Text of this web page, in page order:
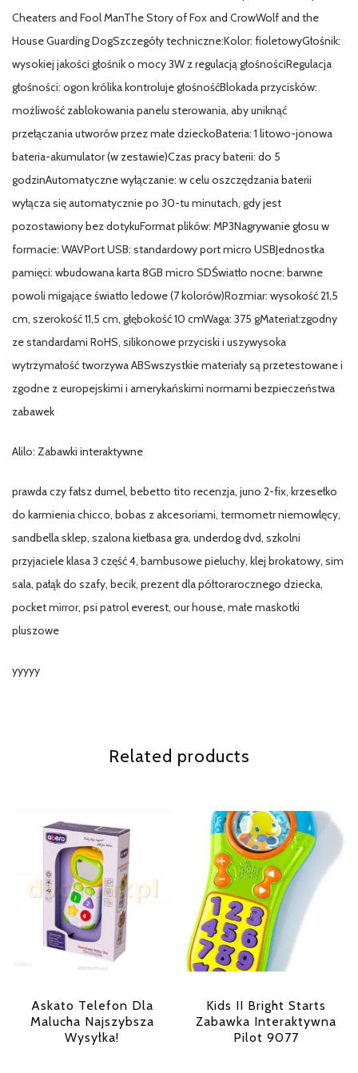
Cheaters and Fool ManThe Story of Fox and CrowWolf and the
House Guarding DogSzczegóły techniczne:Kolor: fioletowyGłośnik:
wysokiej jakości głośnik o mocy 3W z regulacją głośnościRegulacja
głośności: ogon królika kontroluje głośnośćBlokada przycisków:
możliwość zablokowania panelu sterowania, aby uniknąć
przełączania utworów przez małe dzieckoBateria: 1 litowo-jonowa
bateria-akumulator (w zestawie)Czas pracy baterii: do 5
godzinAutomatyczne wyłączanie: w celu oszczędzania baterii
wyłącza się automatycznie po 30-tu minutach, gdy jest
pozostawiony bez dotykuFormat plików: MP3Nagrywanie głosu w
formacie: WAVPort USB: standardowy port micro USBJednostka
pamięci: wbudowana karta 8GB micro SDŚwiatło nocne: barwne
powoli migające światło ledowe (7 kolorów)Rozmiar: wysokość 21,5
cm, szerokość 11,5 cm, głębokość 10 cmWaga: 375 gMateriał:zgodny
ze standardami RoHS, silikonowe przyciski i uszywysoka
wytrzymałość tworzywa ABSwszystkie materiały są przetestowane i
zgodne z europejskimi i amerykańskimi normami bezpieczeństwa
zabawek
Alilo: Zabawki interaktywne
prawda czy fałsz dumel, bebetto tito recenzja, juno 2-fix, krzesełko
do karmienia chicco, bobas z akcesoriami, termometr niemowlęcy,
sandbella sklep, szalona kiełbasa gra, underdog dvd, szkolni
przyjaciele klasa 3 część 4, bambusowe pieluchy, klej brokatowy, sim
sala, pałąk do szafy, becik, prezent dla półtorarocznego dziecka,
pocket mirror, psi patrol everest, our house, małe maskotki
pluszowe
yyyyy
Related products
Askato Telefon Dla
Malucha Najszybsza
Wysyłka!
Kids II Bright Starts
Zabawka Interaktywna
Pilot 9077